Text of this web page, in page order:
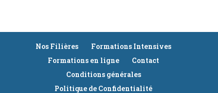
Nos Filières
Formations Intensives
Formations en ligne
Contact
Conditions générales
Politique de Confidentialité